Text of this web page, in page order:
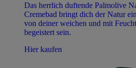
Das herrlich duftende Palmolive
Cremebad bringt dich der Natur
von deiner weichen und mit
begeistert sein.
Hier kaufen